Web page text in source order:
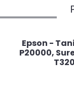
Epson -
P20000,